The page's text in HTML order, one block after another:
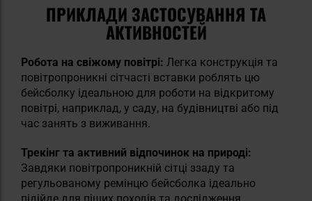
ПРИКЛАДИ ЗАСТОСУВАННЯ ТА
АКТИВНОСТЕЙ
Робота на свіжому повітрі: Легка конструкція та
повітропроникні сітчасті вставки роблять цю
бейсболку ідеальною для роботи на відкритому
повітрі, наприклад, у саду, на будівництві або під
час занять з виживання.
Трекінг та активний відпочинок на природі:
Завдяки повітропроникній сітці ззаду та
регульованому ремінцю бейсболка ідеально